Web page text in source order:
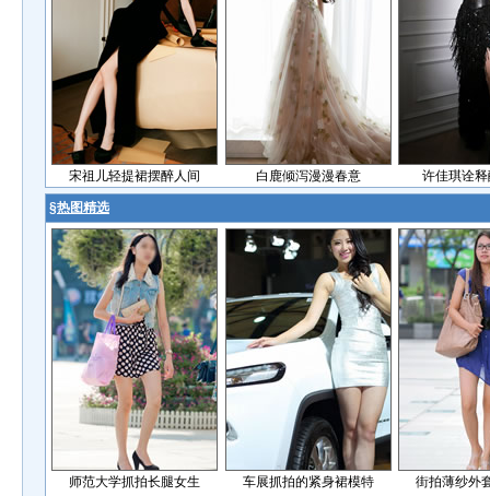
宋祖儿轻提裙摆醉人间 白鹿倾泻漫漫春意 许佳琪诠
§热图精选
师范大学抓拍长腿女生 车展抓拍的紧身裙模特 街拍薄纱外